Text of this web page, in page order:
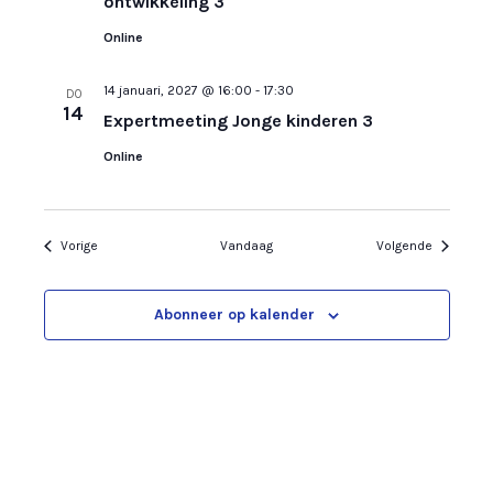
Online
DO
14 Expertmeeting Jonge kinderen 3
14 januari, 2027 @ 16:00 - 17:30
Online
VorigeEvenementen Vandaag Volgende
Abonneer op kalender